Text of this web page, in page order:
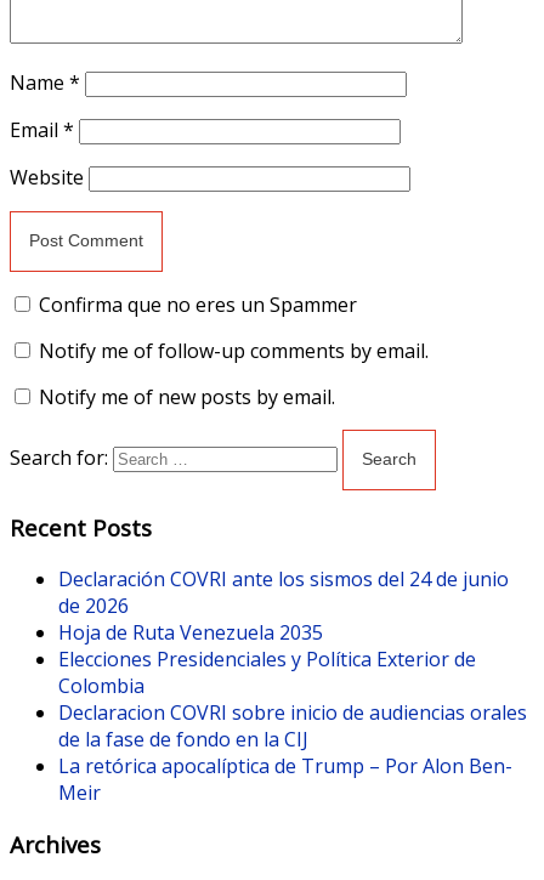
Name *
Email *
Website
Confirma que no eres un Spammer
Notify me of follow-up comments by email.
Notify me of new posts by email.
Search for:
Recent Posts
Declaración COVRI ante los sismos del 24 de junio
de 2026
Hoja de Ruta Venezuela 2035
Elecciones Presidenciales y Política Exterior de
Colombia
Declaracion COVRI sobre inicio de audiencias orales
de la fase de fondo en la CIJ
La retórica apocalíptica de Trump – Por Alon Ben-
Meir
Archives